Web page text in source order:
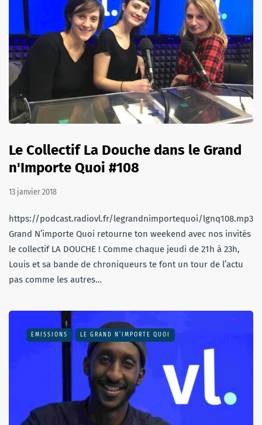
Le Collectif La Douche dans le Grand
n'Importe Quoi #108
13 janvier 2018
https://podcast.radiovl.fr/legrandnimportequoi/lgnq108.mp3Le
Grand N’importe Quoi retourne ton weekend avec nos invités
le collectif LA DOUCHE ! Comme chaque jeudi de 21h à 23h,
Louis et sa bande de chroniqueurs te font un tour de l’actu
pas comme les autres…
EMISSIONS LE GRAND N’IMPORTE QUOI